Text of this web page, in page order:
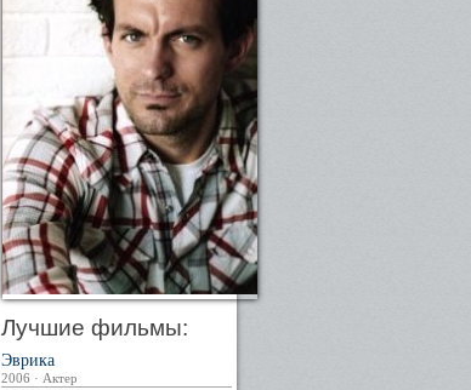
Лучшие фильмы:
Эврика
2006 · Актер